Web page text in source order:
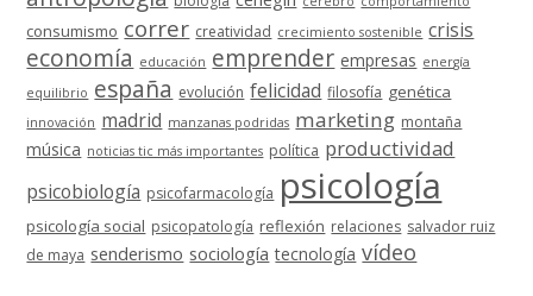
consumismo correr creatividad crecimiento sostenible crisis
economía educación emprender empresas energía
equilibrio españa evolución felicidad filosofía genética
innovación madrid manzanas podridas marketing montaña
música noticias tic más importantes política productividad
psicobiología psicofarmacología psicología
psicología social psicopatología reflexión relaciones salvador ruiz
de maya senderismo sociología tecnología vídeo